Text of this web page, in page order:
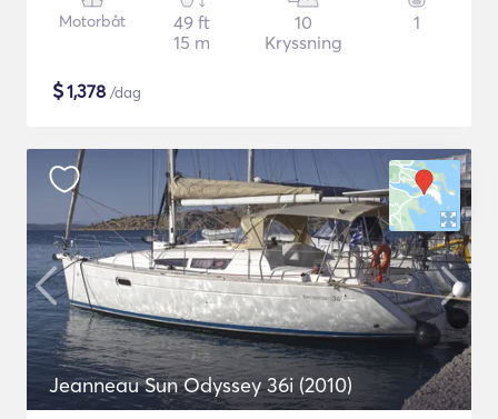
Motorbåt
49 ft
15 m
10
Kryssning
1
$1,378 /dag
Jeanneau Sun Odyssey 36i (2010)